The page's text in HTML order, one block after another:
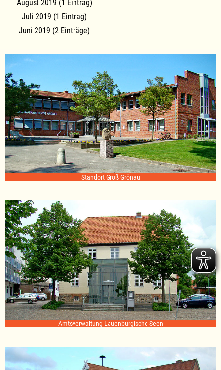
August 2019 (1 Eintrag)
Juli 2019 (1 Eintrag)
Juni 2019 (2 Einträge)
Standort Groß Grönau
Amtsverwaltung Lauenburgische Seen